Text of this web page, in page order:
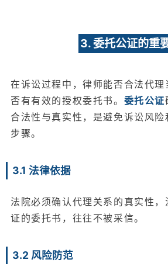
3. 委托公证的重
在诉讼过程中，律师能否合法代理
否有有效的授权委托书。 委托公证
合法性与真实性，是避免诉讼风
步骤。
3.1 法律依据
法院必须确认代理关系的真实性
证的委托书，往往不被采信。
3.2 风险防范